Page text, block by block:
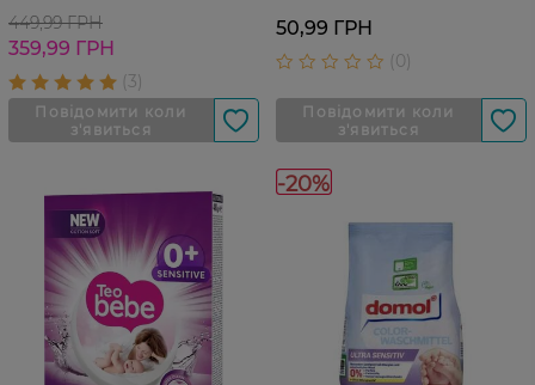
449,99 ГРН
359,99 ГРН
50,99 ГРН
-20%